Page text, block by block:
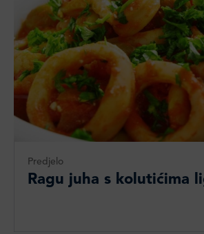
Predjelo
Ragu juha s kolutićima